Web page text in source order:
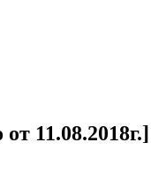
11.08.2018г.]